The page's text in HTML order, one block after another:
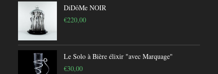
DiDôMe NOIR
€220,00
Le Solo à Bière élixir "avec Marquage"
€30,00